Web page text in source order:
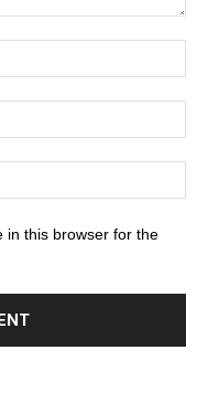
in this browser for the